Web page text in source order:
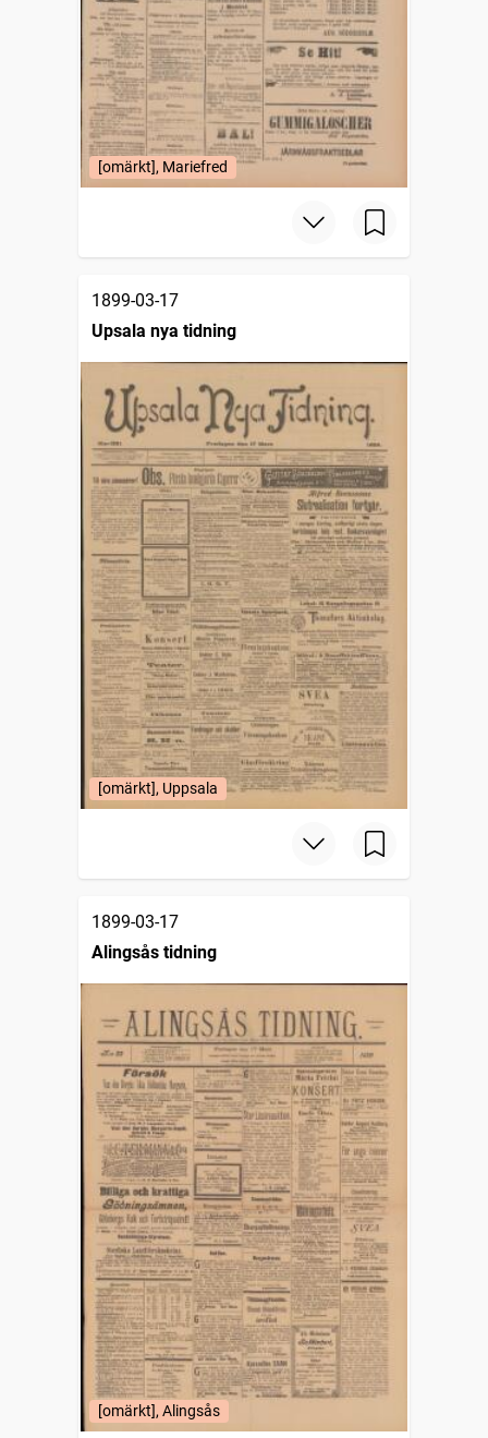
[omärkt], Mariefred
1899-03-17
Upsala nya tidning
[omärkt], Uppsala
1899-03-17
Alingsås tidning
[omärkt], Alingsås